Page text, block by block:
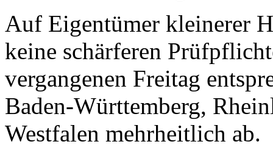
Auf Eigentümer kleinerer
keine schärferen
vergangenen Freitag
Baden-Württemberg,
Westfalen mehrheitlich ab.